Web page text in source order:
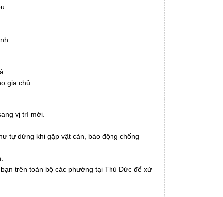
gia chủ.
vị trí mới.
tự dừng khi gặp vật cản, báo động chống
trên toàn bộ các phường tại Thủ Đức để xử